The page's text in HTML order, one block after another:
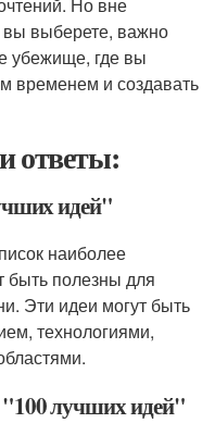
вы выберете, важно
убежище, где вы
временем и создавать
ответы:
идей"
наиболее
быть полезны для
Эти идеи могут быть
технологиями,
лучших идей"